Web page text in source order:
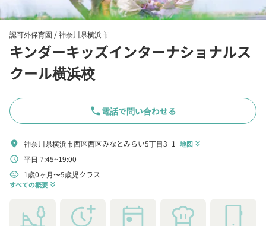
認可外保育園 /神奈川県横浜市
キンダーキッズインターナショナルス
クール横浜校
phone電話で問い合わせる
location_on 神奈川県横浜市西区西区みなとみらい5丁目3−1 地図 keyboard_double_arrow_down
schedule 平日 7:45~19:00
child_care 1歳0ヶ月〜5歳児クラス
すべての概要 keyboard_double_arrow_down